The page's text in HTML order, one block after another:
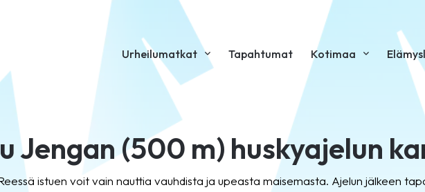
Urheilumatkat Tapahtumat Kotimaa
Jengan (500 m) huskyajelun
istuen voit vain nauttia vauhdista ja upeasta maisemasta. Ajelun jälkeen